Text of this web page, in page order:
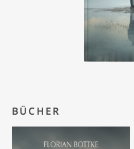
BÜCHER